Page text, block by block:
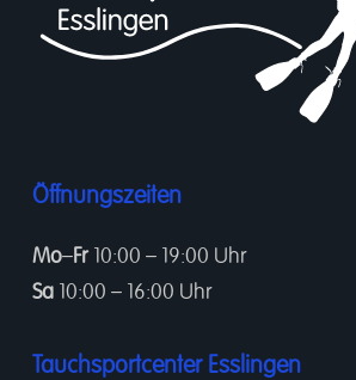
Öffnungszeiten
Mo–Fr10:00 – 19:00 Uhr
Sa10:00 – 16:00 Uhr
Tauchsportcenter Esslingen